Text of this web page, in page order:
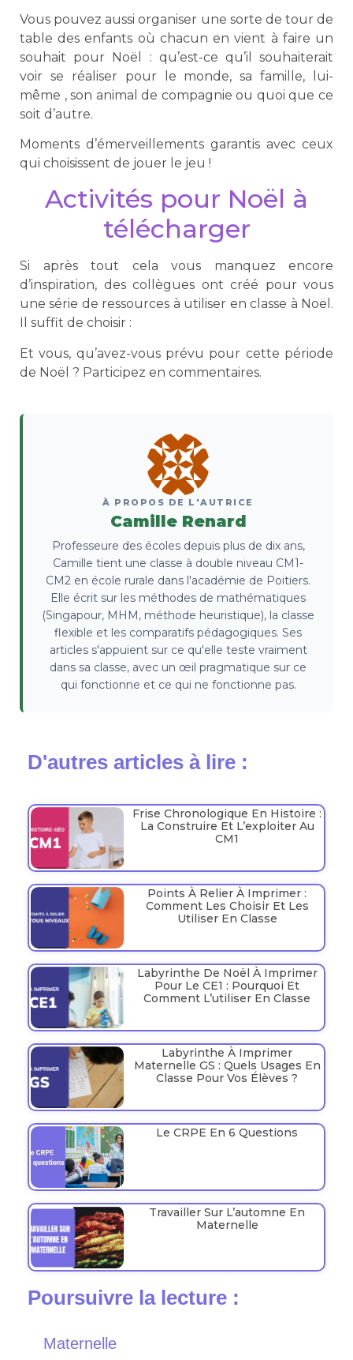
Vous pouvez aussi organiser une sorte de tour de
table des enfants où chacun en vient à faire un
souhait pour Noël : qu’est-ce qu’il souhaiterait
voir se réaliser pour le monde, sa famille, lui-
même , son animal de compagnie ou quoi que ce
soit d’autre.
Moments d’émerveillements garantis avec ceux
qui choisissent de jouer le jeu !
Activités pour Noël à
télécharger
Si après tout cela vous manquez encore
d’inspiration, des collègues ont créé pour vous
une série de ressources à utiliser en classe à Noël.
Il suffit de choisir :
Et vous, qu’avez-vous prévu pour cette période
de Noël ? Participez en commentaires.
À PROPOS DE L'AUTRICE
Camille Renard
Professeure des écoles depuis plus de dix ans,
Camille tient une classe à double niveau CM1-
CM2 en école rurale dans l'académie de Poitiers.
Elle écrit sur les méthodes de mathématiques
(Singapour, MHM, méthode heuristique), la classe
flexible et les comparatifs pédagogiques. Ses
articles s'appuient sur ce qu'elle teste vraiment
dans sa classe, avec un œil pragmatique sur ce
qui fonctionne et ce qui ne fonctionne pas.
D'autres articles à lire :
Frise Chronologique En Histoire :
La Construire Et L’exploiter Au
CM1
Points À Relier À Imprimer :
Comment Les Choisir Et Les
Utiliser En Classe
Labyrinthe De Noël À Imprimer
Pour Le CE1 : Pourquoi Et
Comment L’utiliser En Classe
Labyrinthe À Imprimer
Maternelle GS : Quels Usages En
Classe Pour Vos Élèves ?
Le CRPE En 6 Questions
Travailler Sur L’automne En
Maternelle
Poursuivre la lecture :
Maternelle